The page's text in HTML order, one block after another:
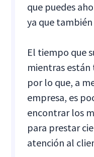
que puedes
ya que
El tiempo que
mientras están
por lo que, a
empresa, es
encontrar los
para prestar
atención al